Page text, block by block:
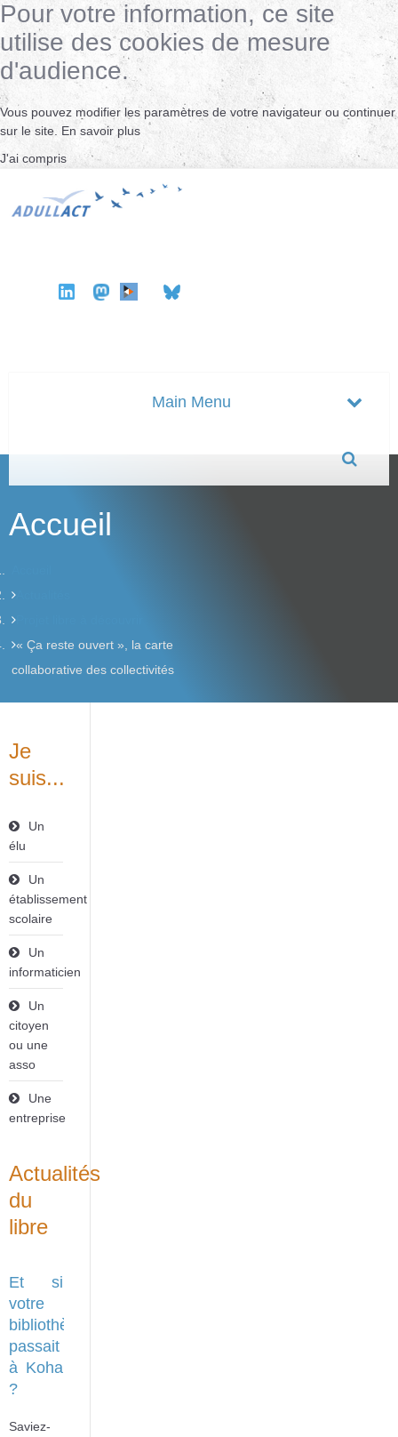
Pour votre information, ce site
utilise des cookies de mesure
d'audience.
Vous pouvez modifier les paramètres de votre navigateur ou continuer
sur le site. En savoir plus
J'ai compris
Accueil
« Ça reste ouvert », la carte
collaborative des collectivités
Je
suis...
Un
élu
Un
établissement
scolaire
Un
informaticien
Un
citoyen
ou une
asso
Une
entreprise
Actualités
du
libre
Et si
votre
bibliothèque
passait
à Koha
?
Saviez-